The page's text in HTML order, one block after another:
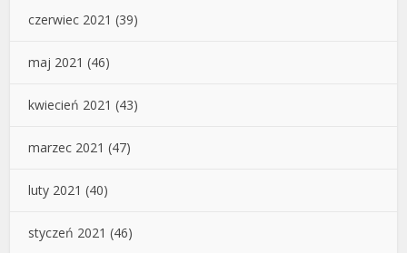
czerwiec 2021 (39)
maj 2021 (46)
kwiecień 2021 (43)
marzec 2021 (47)
luty 2021 (40)
styczeń 2021 (46)